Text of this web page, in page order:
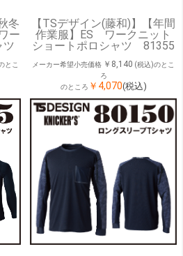
冬
ー
ツ
とこ
【TSデザイン(藤和)】【年間
作業服】ES ワークニット
ショートポロシャツ 81355
メーカー希望小売価格 ￥8,140 (税込)のとこ
ろ
のところ ￥4,070(税込)